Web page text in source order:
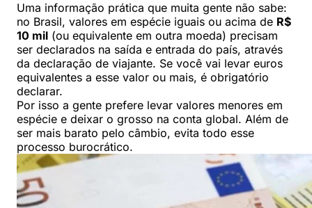
Uma informação prática que muita gente não sabe:
no Brasil, valores em espécie iguais ou acima de R$
10 mil (ou equivalente em outra moeda) precisam
ser declarados na saída e entrada do país, através
da declaração de viajante. Se você vai levar euros
equivalentes a esse valor ou mais, é obrigatório
declarar.
Por isso a gente prefere levar valores menores em
espécie e deixar o grosso na conta global. Além de
ser mais barato pelo câmbio, evita todo esse
processo burocrático.